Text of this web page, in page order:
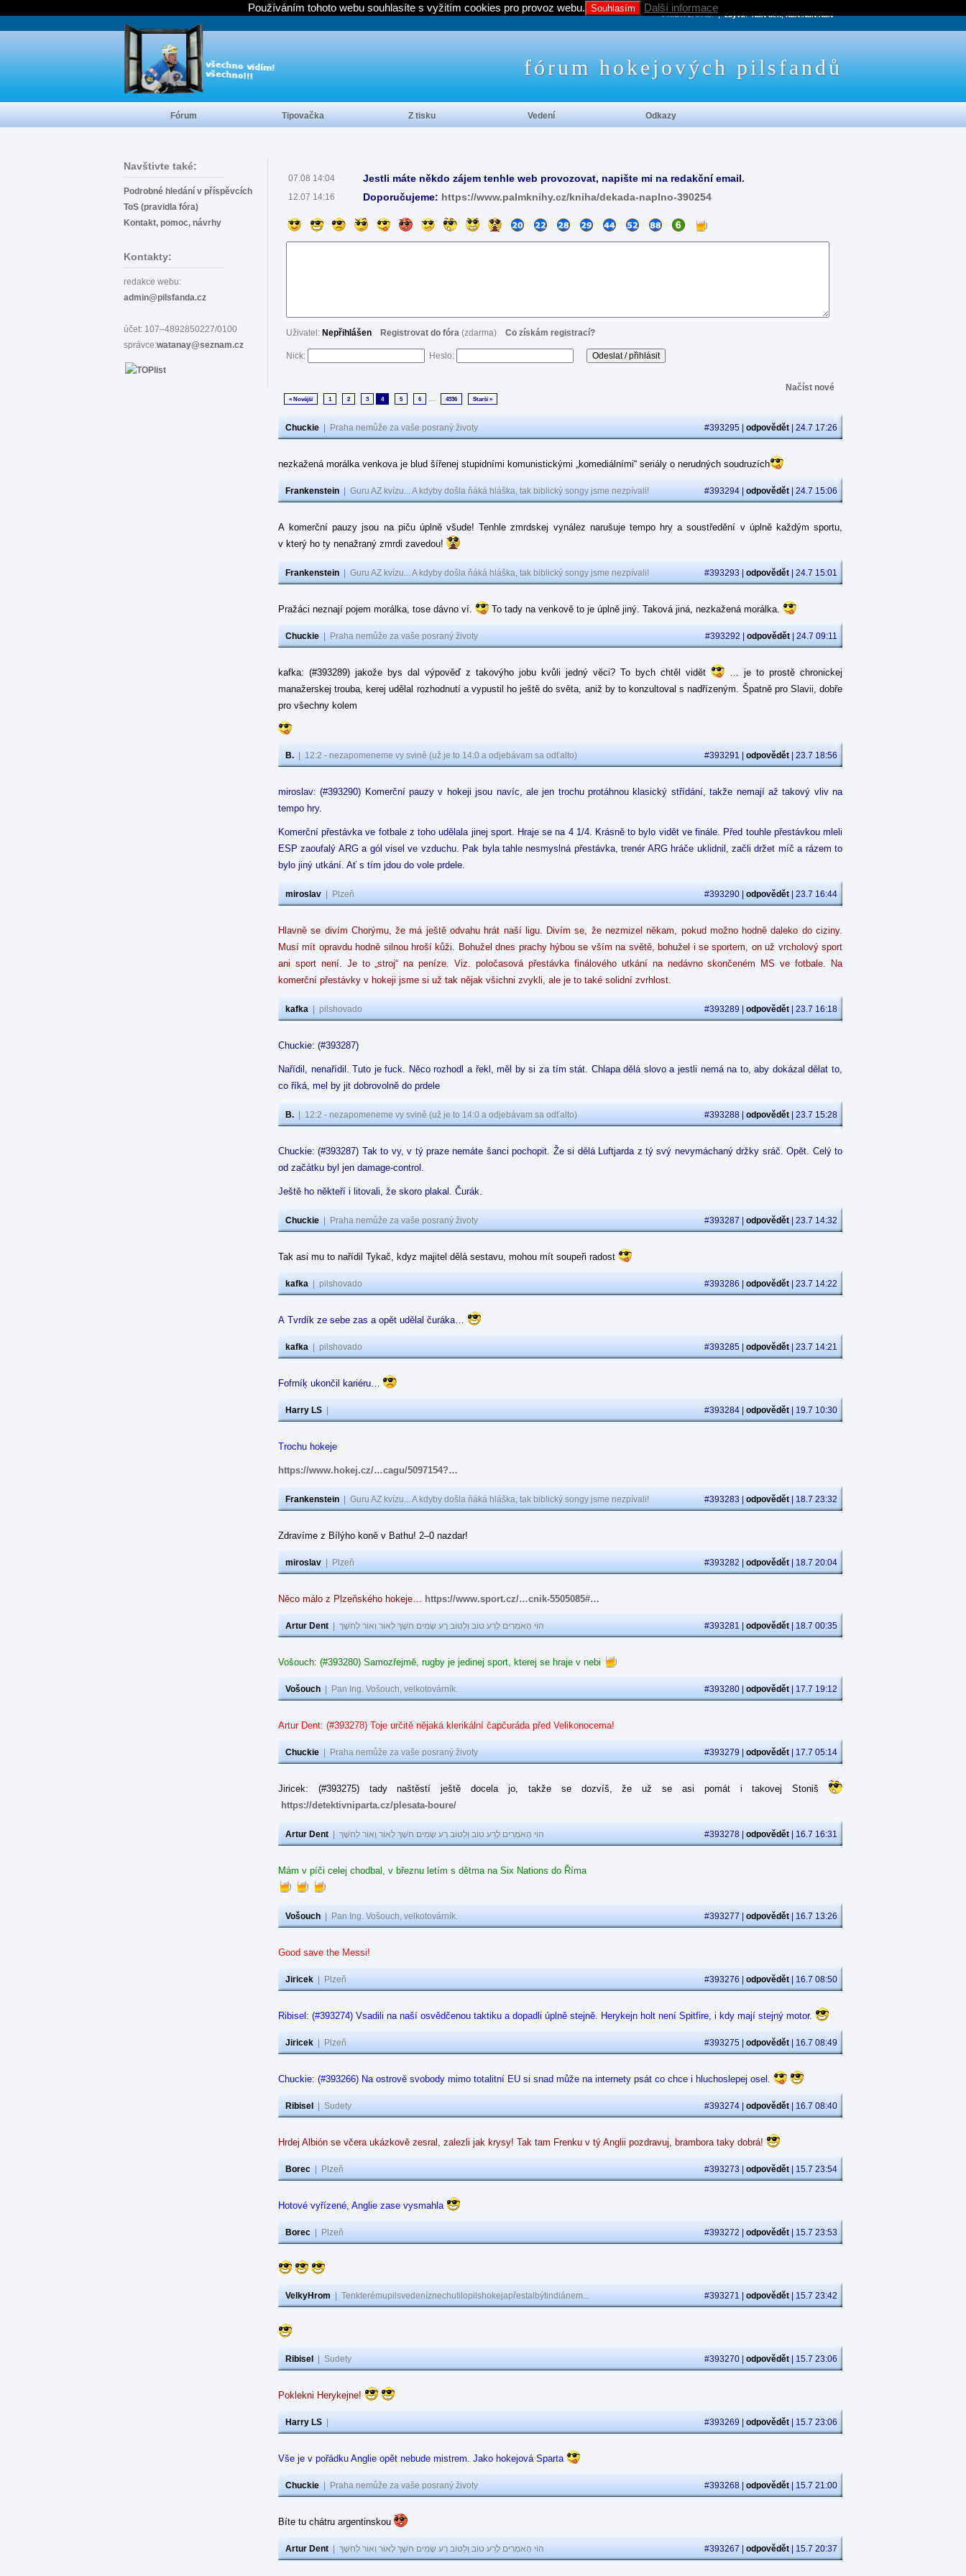
Navštivte také:
Podrobné hledání v příspěvcích
ToS (pravidla fóra)
Kontakt, pomoc, návrhy
Kontakty:
redakce webu:
admin@pilsfanda.cz
účet: 107–4892850227/0100
správce:watanay@seznam.cz
07.08 14:04 Jestli máte někdo zájem tenhle web provozovat, napište mi na redakční email.
12.07 14:16 Doporučujeme: https://www.palmknihy.cz/kniha/dekada-naplno-390254
Uživatel: Nepřihlášen Registrovat do fóra (zdarma) Co získám registrací?
Nick: Heslo:
Načíst nové
« Novější 1 2 3 4 5 6 ... 4336 Starší »
Chuckie Praha nemůže za vaše posraný životy #393295 | odpovědět | 24.7 17:26
nezkažená morálka venkova je blud šířenej stupidními komunistickými „komediálními“ seriály o nerudných soudruzích
Frankenstein Guru AZ kvízu... A kdyby došla ňáká hláška, tak biblický songy jsme nezpívali! #393294 | odpovědět | 24.7 15:06
A komerční pauzy jsou na piču úplně všude! Tenhle zmrdskej vynález narušuje tempo hry a soustředění v úplně každým sportu,
v který ho ty nenažraný zmrdi zavedou!
Frankenstein Guru AZ kvízu... A kdyby došla ňáká hláška, tak biblický songy jsme nezpívali! #393293 | odpovědět | 24.7 15:01
Pražáci neznají pojem morálka, tose dávno ví. To tady na venkově to je úplně jiný. Taková jiná, nezkažená morálka.
Chuckie Praha nemůže za vaše posraný životy #393292 | odpovědět | 24.7 09:11
kafka: (#393289) jakože bys dal výpověď z takovýho jobu kvůli jedný věci? To bych chtěl vidět
… je to prostě chronickej
manažerskej trouba, kerej udělal rozhodnutí a vypustil ho ještě do světa, aniž by to konzultoval s nadřízeným. Špatně pro Slavii, dobře
pro všechny kolem
B. 12:2 - nezapomeneme vy svině (už je to 14:0 a odjebávam sa odťalto) #393291 | odpovědět | 23.7 18:56
miroslav: (#393290) Komerční pauzy v hokeji jsou navíc, ale jen trochu protáhnou klasický střídání, takže nemají až takový vliv na
tempo hry.
Komerční přestávka ve fotbale z toho udělala jinej sport. Hraje se na 4 1/4. Krásně to bylo vidět ve finále. Před touhle přestávkou mleli
ESP zaoufalý ARG a gól visel ve vzduchu. Pak byla tahle nesmyslná přestávka, trenér ARG hráče uklidnil, začli držet míč a rázem to
bylo jiný utkání. Ať s tím jdou do vole prdele.
miroslav Plzeň #393290 | odpovědět | 23.7 16:44
Hlavně se divím Chorýmu, že má ještě odvahu hrát naší ligu. Divím se, že nezmizel někam, pokud možno hodně daleko do ciziny.
Musí mít opravdu hodně silnou hroší kůži. Bohužel dnes prachy hýbou se vším na světě, bohužel i se sportem, on už vrcholový sport
ani sport není. Je to „stroj“ na peníze. Viz. poločasová přestávka finálového utkání na nedávno skončeném MS ve fotbale. Na
komerční přestávky v hokeji jsme si už tak nějak všichni zvykli, ale je to také solidní zvrhlost.
kafka pilshovado #393289 | odpovědět | 23.7 16:18
Chuckie: (#393287)
Nařídil, nenařídil. Tuto je fuck. Něco rozhodl a řekl, měl by si za tím stát. Chlapa dělá slovo a jestli nemá na to, aby dokázal dělat to,
co říká, mel by jit dobrovolně do prdele
B. 12:2 - nezapomeneme vy svině (už je to 14:0 a odjebávam sa odťalto) #393288 | odpovědět | 23.7 15:28
Chuckie: (#393287) Tak to vy, v tý praze nemáte šanci pochopit. Že si dělá Luftjarda z tý svý nevymáchaný držky sráč. Opět. Celý to
od začátku byl jen damage-control.
Ještě ho někteří i litovali, že skoro plakal. Čurák.
Chuckie Praha nemůže za vaše posraný životy #393287 | odpovědět | 23.7 14:32
Tak asi mu to nařídil Tykač, kdyz majitel dělá sestavu, mohou mít soupeři radost
kafka pilshovado #393286 | odpovědět | 23.7 14:22
A Tvrdík ze sebe zas a opět udělal čuráka…
kafka pilshovado #393285 | odpovědět | 23.7 14:21
Fofrníķ ukončil kariéru…
Harry LS #393284 | odpovědět | 19.7 10:30
Trochu hokeje
https://www.hokej.cz/…cagu/5097154?…
Frankenstein Guru AZ kvízu... A kdyby došla ňáká hláška, tak biblický songy jsme nezpívali! #393283 | odpovědět | 18.7 23:32
Zdravíme z Bílýho koně v Bathu! 2–0 nazdar!
miroslav Plzeň #393282 | odpovědět | 18.7 20:04
Něco málo z Plzeňského hokeje… https://www.sport.cz/…cnik-5505085#…
Artur Dent הוֹי הָאֹמְרִים לָרַע טוֹב וְלַטּוֹב רָע שָׂמִים חֹשֶׁךְ לְאוֹר וְאוֹר לְחֹשֶׁךְ #393281 | odpovědět | 18.7 00:35
Vošouch: (#393280) Samozřejmě, rugby je jedinej sport, kterej se hraje v nebi
Vošouch Pan Ing. Vošouch, velkotovárník. #393280 | odpovědět | 17.7 19:12
Artur Dent: (#393278) Toje určitě nějaká klerikální čapčuráda před Velikonocema!
Chuckie Praha nemůže za vaše posraný životy #393279 | odpovědět | 17.7 05:14
Jiricek: (#393275) tady naštěstí ještě docela jo, takže se dozvíš, že už se asi pomát i takovej Stoniš
https://detektivniparta.cz/plesata-boure/
Artur Dent הוֹי הָאֹמְרִים לָרַע טוֹב וְלַטּוֹב רָע שָׂמִים חֹשֶׁךְ לְאוֹר וְאוֹר לְחֹשֶׁךְ #393278 | odpovědět | 16.7 16:31
Mám v píči celej chodbal, v březnu letím s dětma na Six Nations do Říma
Vošouch Pan Ing. Vošouch, velkotovárník. #393277 | odpovědět | 16.7 13:26
Good save the Messi!
Jiricek Plzeň #393276 | odpovědět | 16.7 08:50
Ribisel: (#393274) Vsadili na naší osvědčenou taktiku a dopadli úplně stejně. Herykejn holt není Spitfire, i kdy mají stejný motor.
Jiricek Plzeň #393275 | odpovědět | 16.7 08:49
Chuckie: (#393266) Na ostrově svobody mimo totalitní EU si snad může na internety psát co chce i hluchoslepej osel.
Ribisel Sudety #393274 | odpovědět | 16.7 08:40
Hrdej Albión se včera ukázkově zesral, zalezli jak krysy! Tak tam Frenku v tý Anglii pozdravuj, brambora taky dobrá!
Borec Plzeň #393273 | odpovědět | 15.7 23:54
Hotové vyřízené, Anglie zase vysmahla
Borec Plzeň #393272 | odpovědět | 15.7 23:53
VelkyHrom Tenkterémupilsvedeníznechutilopilshokejapřestalbýtindiánem... #393271 | odpovědět | 15.7 23:42
Ribisel Sudety #393270 | odpovědět | 15.7 23:06
Poklekni Herykejne!
Harry LS #393269 | odpovědět | 15.7 23:06
Vše je v pořádku Anglie opět nebude mistrem. Jako hokejová Sparta
Chuckie Praha nemůže za vaše posraný životy #393268 | odpovědět | 15.7 21:00
Bíte tu chátru argentinskou
Artur Dent הוֹי הָאֹמְרִים לָרַע טוֹב וְלַטּוֹב רָע שָׂמִים חֹשֶׁךְ לְאוֹר וְאוֹר לְחֹשֶׁךְ #393267 | odpovědět | 15.7 20:37
PRÍŠTÍ ZÁPAS:, zbývá:NaN den, NaN:NaN:NaN
fórum hokejových pilsfandů
Fórum Tipovačka Z tisku Vedení Odkazy
Používáním tohoto webu souhlasíte s vyžitím cookies pro provoz webu. Souhlasím Další informace